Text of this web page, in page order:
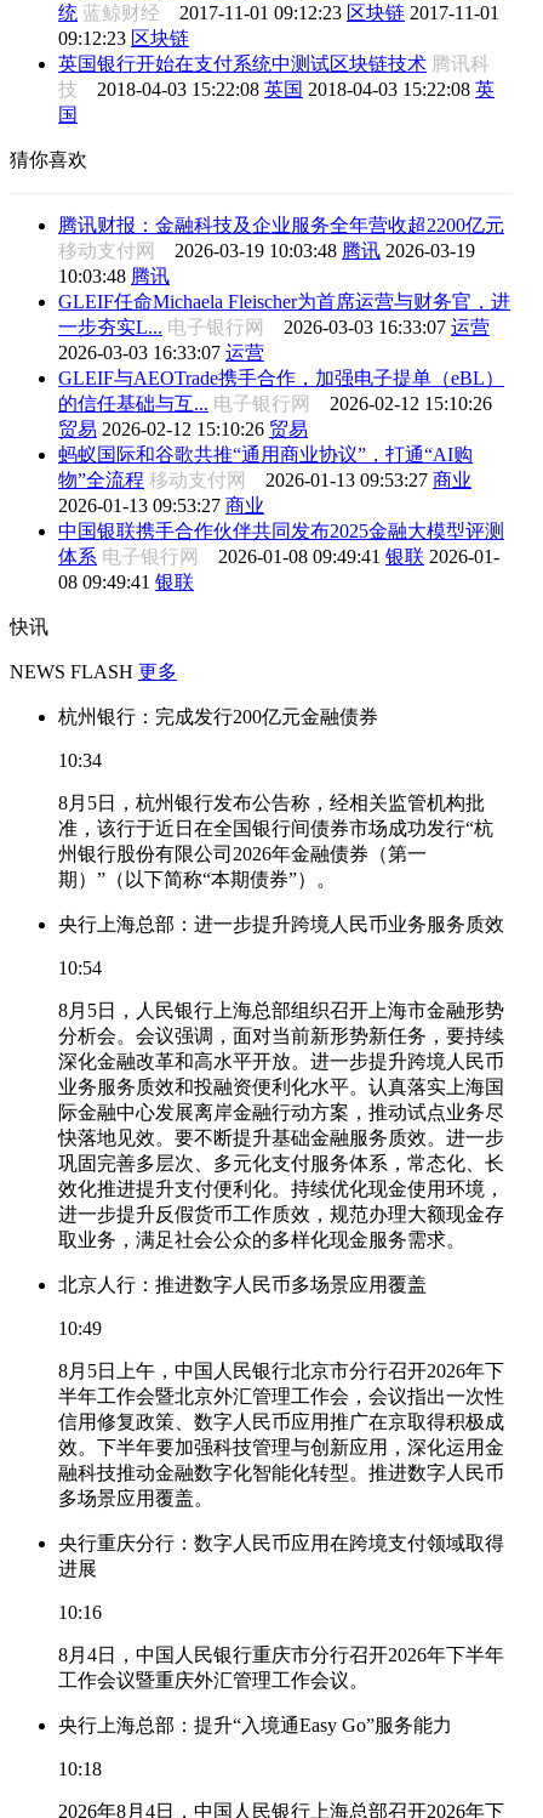
统 蓝鲸财经 2017-11-01 09:12:23 区块链 2017-11-01
09:12:23 区块链
英国银行开始在支付系统中测试区块链技术 腾讯科
技 2018-04-03 15:22:08 英国 2018-04-03 15:22:08 英
国
猜你喜欢
腾讯财报：金融科技及企业服务全年营收超2200亿元
移动支付网 2026-03-19 10:03:48 腾讯 2026-03-19
10:03:48 腾讯
GLEIF任命Michaela Fleischer为首席运营与财务官，进
一步夯实L... 电子银行网 2026-03-03 16:33:07 运营
2026-03-03 16:33:07 运营
GLEIF与AEOTrade携手合作，加强电子提单（eBL）
的信任基础与互... 电子银行网 2026-02-12 15:10:26
贸易 2026-02-12 15:10:26 贸易
蚂蚁国际和谷歌共推“通用商业协议”，打通“AI购
物”全流程 移动支付网 2026-01-13 09:53:27 商业
2026-01-13 09:53:27 商业
中国银联携手合作伙伴共同发布2025金融大模型评测
体系 电子银行网 2026-01-08 09:49:41 银联 2026-01-
08 09:49:41 银联
快讯
NEWS FLASH 更多
杭州银行：完成发行200亿元金融债券
10:34
8月5日，杭州银行发布公告称，经相关监管机构批
准，该行于近日在全国银行间债券市场成功发行“杭
州银行股份有限公司2026年金融债券（第一
期）”（以下简称“本期债券”）。
央行上海总部：进一步提升跨境人民币业务服务质效
10:54
8月5日，人民银行上海总部组织召开上海市金融形势
分析会。会议强调，面对当前新形势新任务，要持续
深化金融改革和高水平开放。进一步提升跨境人民币
业务服务质效和投融资便利化水平。认真落实上海国
际金融中心发展离岸金融行动方案，推动试点业务尽
快落地见效。要不断提升基础金融服务质效。进一步
巩固完善多层次、多元化支付服务体系，常态化、长
效化推进提升支付便利化。持续优化现金使用环境，
进一步提升反假货币工作质效，规范办理大额现金存
取业务，满足社会公众的多样化现金服务需求。
北京人行：推进数字人民币多场景应用覆盖
10:49
8月5日上午，中国人民银行北京市分行召开2026年下
半年工作会暨北京外汇管理工作会，会议指出一次性
信用修复政策、数字人民币应用推广在京取得积极成
效。下半年要加强科技管理与创新应用，深化运用金
融科技推动金融数字化智能化转型。推进数字人民币
多场景应用覆盖。
央行重庆分行：数字人民币应用在跨境支付领域取得
进展
10:16
8月4日，中国人民银行重庆市分行召开2026年下半年
工作会议暨重庆外汇管理工作会议。
央行上海总部：提升“入境通Easy Go”服务能力
10:18
2026年8月4日，中国人民银行上海总部召开2026年下